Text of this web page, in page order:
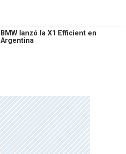
BMW lanzó la X1 Efficient en
Argentina